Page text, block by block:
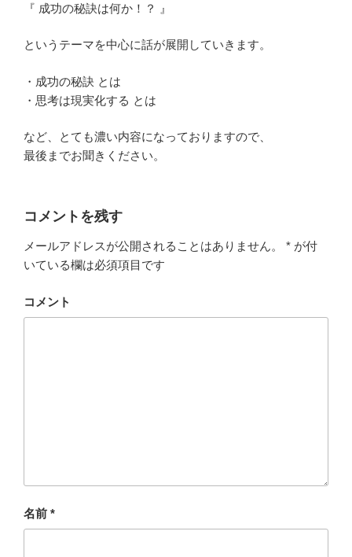
『 成功の秘訣は何か！？ 』
というテーマを中心に話が展開していきます。
・成功の秘訣 とは
・思考は現実化する とは
など、とても濃い内容になっておりますので、
最後までお聞きください。
コメントを残す
メールアドレスが公開されることはありません。 * が付
いている欄は必須項目です
コメント
名前 *